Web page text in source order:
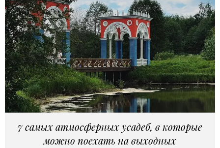
7 самых атмосферных усадеб, в которые
можно поехать на выходных